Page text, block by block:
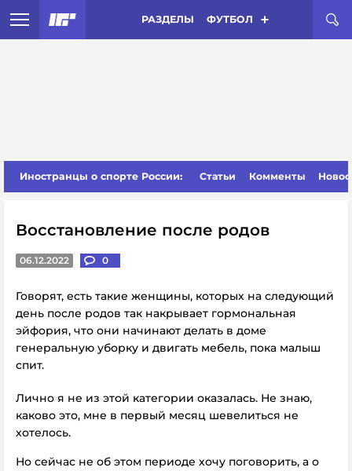
РАЗДЕЛЫ ФУТБОЛ
Иностранцы о спорте России: Статьи Комменты
Восстановление после родов
06.12.2022 0
Говорят, есть такие женщины, которых на следующий
день после родов так накрывает гормональная
эйфория, что они начинают делать в доме
генеральную уборку и двигать мебель, пока малыш
спит.
Лично я не из этой категории оказалась. Не знаю,
каково это, мне в первый месяц шевелиться не
хотелось.
Но сейчас не об этом периоде хочу поговорить, а о